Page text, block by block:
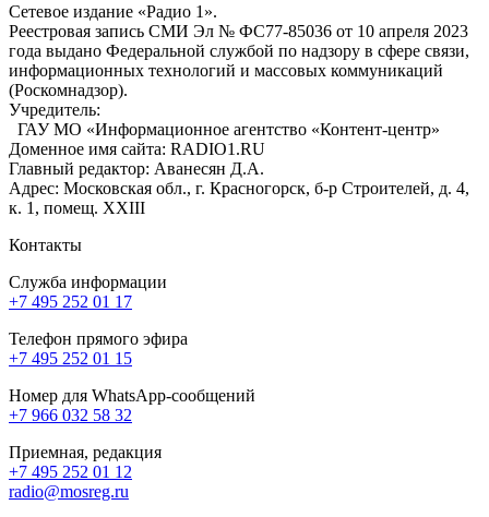
Сетевое издание «Радио 1».
Реестровая запись СМИ Эл № ФС77-85036 от 10 апреля 2023
года выдано Федеральной службой по надзору в сфере связи,
информационных технологий и массовых коммуникаций
(Роскомнадзор).
Учредитель:
ГАУ МО «Информационное агентство «Контент-центр»
Доменное имя сайта: RADIO1.RU
Главный редактор: Аванесян Д.А.
Адрес: Московская обл., г. Красногорск, б-р Строителей, д. 4,
к. 1, помещ. XXIII
Контакты
Служба информации
+7 495 252 01 17
Телефон прямого эфира
+7 495 252 01 15
Номер для WhatsApp-сообщений
+7 966 032 58 32
Приемная, редакция
+7 495 252 01 12
radio@mosreg.ru